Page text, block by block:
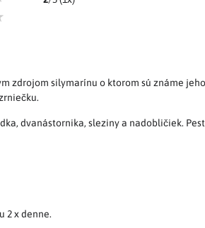
zdrojom silymarínu o ktorom sú známe
dvanástornika, sleziny a nadobličiek.
2 x denne.